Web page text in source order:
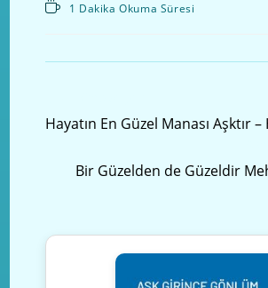
1 Dakika Okuma Süresi
Hayatın En Güzel Manası Aşktır –
Bir Güzelden de Güzeldir